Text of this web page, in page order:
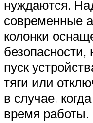
нуждаются.
современные
колонки
пуск
тяги или
в случае,
время работы.